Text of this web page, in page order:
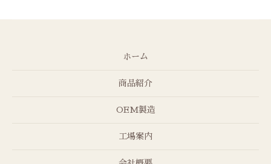
ホーム
商品紹介
OEM製造
工場案内